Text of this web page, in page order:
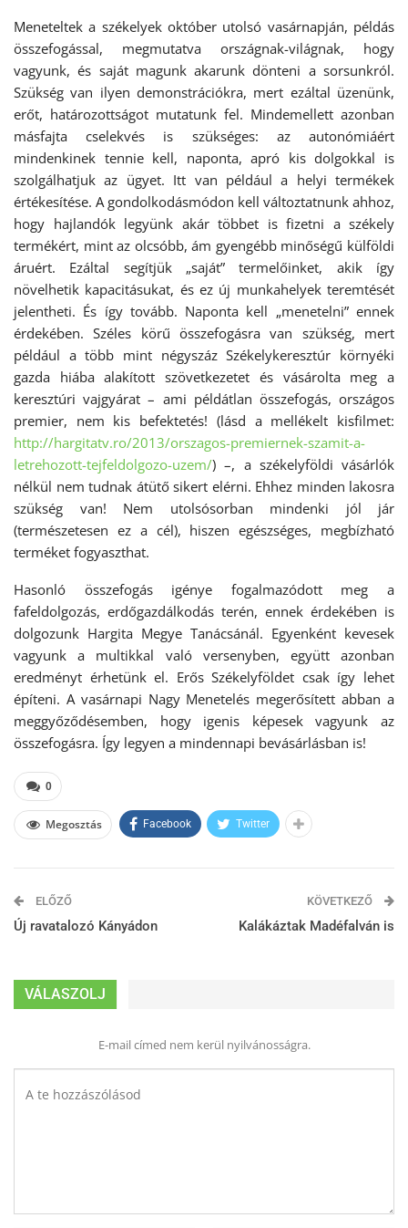
Meneteltek a székelyek október utolsó vasárnapján, példás
összefogással, megmutatva országnak-világnak, hogy
vagyunk, és saját magunk akarunk dönteni a sorsunkról.
Szükség van ilyen demonstrációkra, mert ezáltal üzenünk,
erőt, határozottságot mutatunk fel. Mindemellett azonban
másfajta cselekvés is szükséges: az autonómiáért
mindenkinek tennie kell, naponta, apró kis dolgokkal is
szolgálhatjuk az ügyet. Itt van például a helyi termékek
értékesítése. A gondolkodásmódon kell változtatnunk ahhoz,
hogy hajlandók legyünk akár többet is fizetni a székely
termékért, mint az olcsóbb, ám gyengébb minőségű külföldi
áruért. Ezáltal segítjük „saját” termelőinket, akik így
növelhetik kapacitásukat, és ez új munkahelyek teremtését
jelentheti. És így tovább. Naponta kell „menetelni” ennek
érdekében. Széles körű összefogásra van szükség, mert
például a több mint négyszáz Székelykeresztúr környéki
gazda hiába alakított szövetkezetet és vásárolta meg a
keresztúri vajgyárat – ami példátlan összefogás, országos
premier, nem kis befektetés! (lásd a mellékelt kisfilmet:
http://hargitatv.ro/2013/orszagos-premiernek-szamit-a-
letrehozott-tejfeldolgozo-uzem/) –, a székelyföldi vásárlók
nélkül nem tudnak átütő sikert elérni. Ehhez minden lakosra
szükség van! Nem utolsósorban mindenki jól jár
(természetesen ez a cél), hiszen egészséges, megbízható
terméket fogyaszthat.
Hasonló összefogás igénye fogalmazódott meg a
fafeldolgozás, erdőgazdálkodás terén, ennek érdekében is
dolgozunk Hargita Megye Tanácsánál. Egyenként kevesek
vagyunk a multikkal való versenyben, együtt azonban
eredményt érhetünk el. Erős Székelyföldet csak így lehet
építeni. A vasárnapi Nagy Menetelés megerősített abban a
meggyőződésemben, hogy igenis képesek vagyunk az
összefogásra. Így legyen a mindennapi bevásárlásban is!
0
Megosztás Facebook Twitter
ELŐZŐ
Új ravatalozó Kányádon
KÖVETKEZŐ
Kalákáztak Madéfalván is
VÁLASZOLJ
E-mail címed nem kerül nyilvánosságra.